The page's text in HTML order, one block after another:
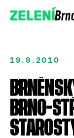
ZELENÍ
19.9.2010
BRNO-